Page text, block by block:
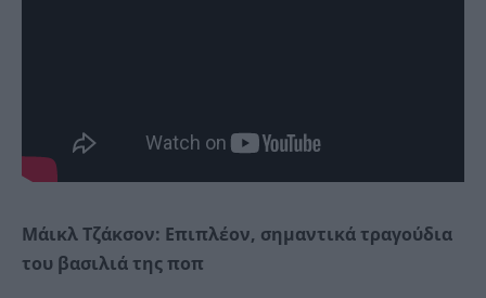
Μάικλ Τζάκσον: Επιπλέον, σημαντικά τραγούδια
του βασιλιά της ποπ